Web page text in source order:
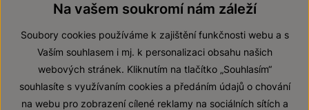
© 2026 ZNOVÍN ZNOJMO, a. s.
Na vašem soukromí nám záleží
Soubory cookies používáme k zajištění funkčnosti webu a s
Vaším souhlasem i mj. k personalizaci obsahu našich
webových stránek. Kliknutím na tlačítko „Souhlasím“
souhlasíte s využívaním cookies a předáním údajů o chování
na webu pro zobrazení cílené reklamy na sociálních sítích a